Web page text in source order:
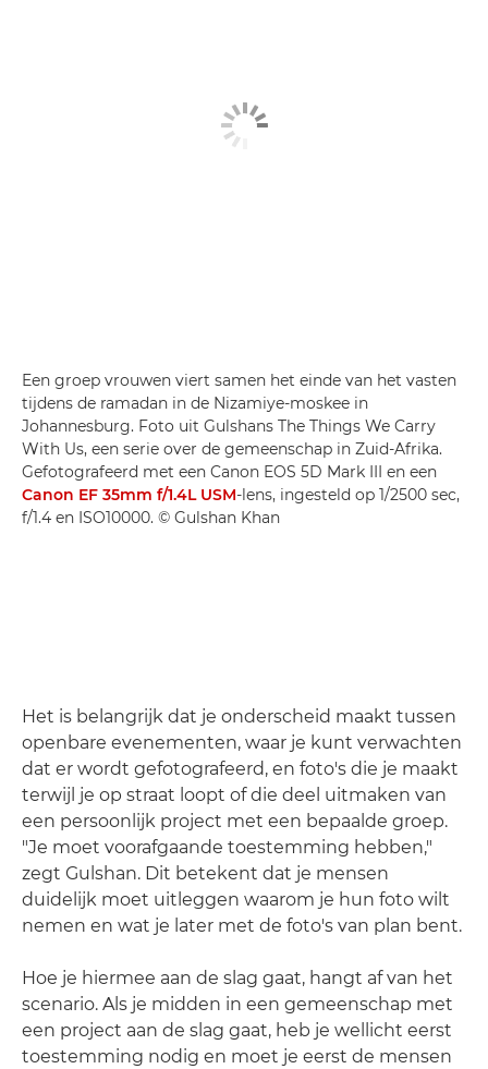
Een groep vrouwen viert samen het einde van het vasten
tijdens de ramadan in de Nizamiye-moskee in
Johannesburg. Foto uit Gulshans The Things We Carry
With Us, een serie over de gemeenschap in Zuid-Afrika.
Gefotografeerd met een Canon EOS 5D Mark III en een
Canon EF 35mm f/1.4L USM-lens, ingesteld op 1/2500 sec,
f/1.4 en ISO10000. © Gulshan Khan
Het is belangrijk dat je onderscheid maakt tussen
openbare evenementen, waar je kunt verwachten
dat er wordt gefotografeerd, en foto's die je maakt
terwijl je op straat loopt of die deel uitmaken van
een persoonlijk project met een bepaalde groep.
"Je moet voorafgaande toestemming hebben,"
zegt Gulshan. Dit betekent dat je mensen
duidelijk moet uitleggen waarom je hun foto wilt
nemen en wat je later met de foto's van plan bent.
Hoe je hiermee aan de slag gaat, hangt af van het
scenario. Als je midden in een gemeenschap met
een project aan de slag gaat, heb je wellicht eerst
toestemming nodig en moet je eerst de mensen